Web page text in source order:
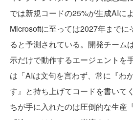
では新規コードの25%が生成AIに
Microsoftに至っては2027年までに
ると予測されている。開発チーム
示だけで動作するエージェントを
は「AIは文句を言わず、常に『わ
す』と持ち上げてコードを書いて
ちが手に入れたのは圧倒的な生産